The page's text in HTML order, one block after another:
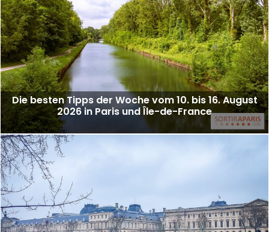
Die besten Tipps der Woche vom 10. bis 16. August
2026 in Paris und Île-de-France